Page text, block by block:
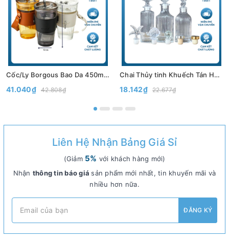
Cốc/Ly Borgous Bao Da 450ml Có Ống Hút– Cốc Thủy Tinh Bọc Da Có Nắp Đựng Nước- North Star Packing
41.040₫ 42.808₫
Chai Thủy tinh Khuếch Tán Hương Thơm Có nút 120ml, 200ml - Bình Thủy Tinh Decor Trang Trí - North Star Packing
18.142₫ 22.677₫
Liên Hệ Nhận Bảng Giá Sỉ
(Giảm 5% với khách hàng mới)
Nhận thông tin báo giásản phẩm mới nhất, tin khuyến mãi và
nhiều hơn nữa.
ĐĂNG KÝ